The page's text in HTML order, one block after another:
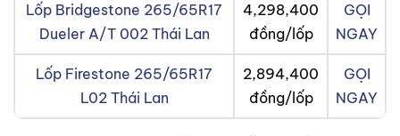
Lốp Bridgestone 265/65R17
Dueler A/T 002 Thái Lan
4,298,400
đồng/lốp
GỌI
NGAY
Lốp Firestone 265/65R17
L02 Thái Lan
2,894,400
đồng/lốp
GỌI
NGAY